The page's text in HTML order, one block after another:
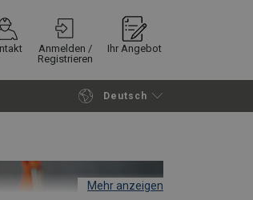
Anmelden /
Registrieren
Ihr Angebot
Deutsch
Anfrage senden
Mehr anzeigen